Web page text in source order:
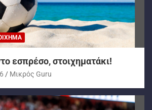
εσπρέσο, στοιχηματάκι!
Mικρός Guru